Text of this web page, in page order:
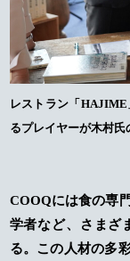
レストラン「
るプレイヤーが木村氏
COOQには食の専
学者など、さまざ
る。この人材の多